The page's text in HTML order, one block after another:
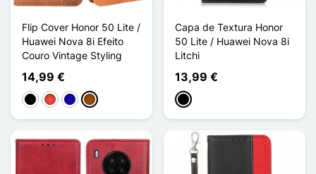
Flip Cover Honor 50 Lite /
Huawei Nova 8i Efeito
Couro Vintage Styling
14,99 €
PretoVermelhoAzul Escuro
Castanho
Capa de Textura Honor
50 Lite / Huawei Nova 8i
Litchi
13,99 €
Preto